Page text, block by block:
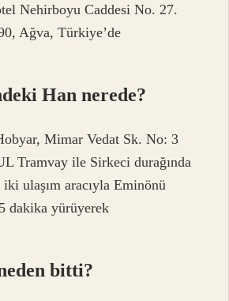
Nehirboyu Caddesi No. 27.
Ağva, Türkiye’de
Han nerede?
Mimar Vedat Sk. No: 3
Tramvay ile Sirkeci durağında
ulaşım aracıyla Eminönü
dakika yürüyerek
bitti?